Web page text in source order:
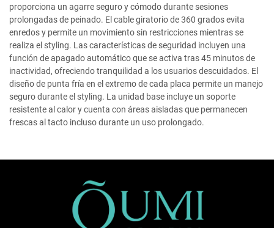
proporciona un agarre seguro y cómodo durante sesiones
prolongadas de peinado. El cable giratorio de 360 grados evita
enredos y permite un movimiento sin restricciones mientras se
realiza el styling. Las características de seguridad incluyen una
función de apagado automático que se activa tras 45 minutos de
inactividad, ofreciendo tranquilidad a los usuarios descuidados. El
diseño de punta fría en el extremo de cada placa permite un manejo
seguro durante el styling. La unidad base incluye un soporte
resistente al calor y cuenta con áreas aisladas que permanecen
frescas al tacto incluso durante un uso prolongado.